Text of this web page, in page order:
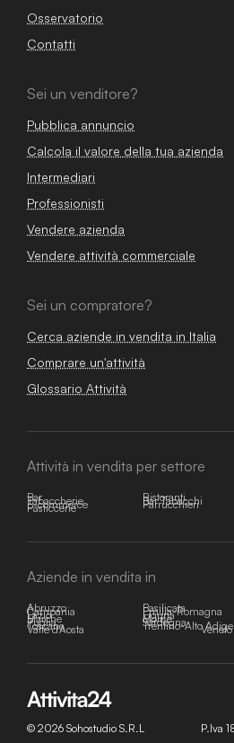
Osservatorio
Contatti
Sei un venditore?
Pubblica annuncio
Calcola il valore della tua azienda
Intermediari
Professionisti
Vendere azienda
Vendere attività commerciale
Sei un compratore?
Cerca aziende in vendita in Italia
Comprare un'attività
Glossario Attività
Attività in vendita per settore
Bar Ristoranti
Tabaccherie Bar Tabacchi
E-commerce Parrucchieri
Pasticcerie
Aziende in vendita in
Abruzzo Basilicata
Campania Emilia-Romagna
Lazio Liguria
Marche Molise
Puglia Sardegna
Toscana Trentino-Alto Adige
Valle d'Aosta Veneto
© 2026 Sohostudio S.R.L
P.Iva